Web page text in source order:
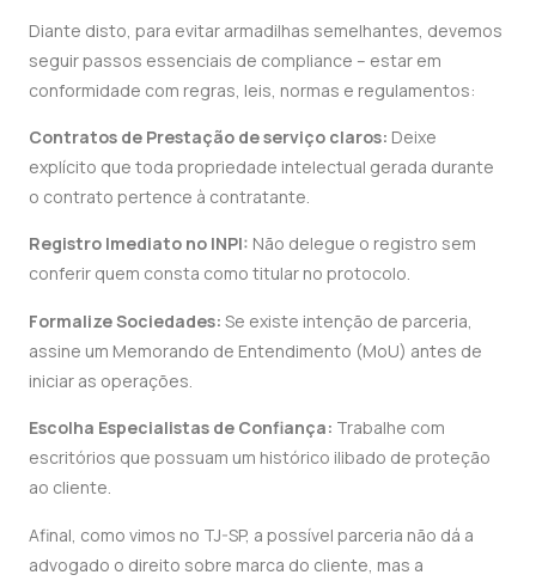
Diante disto, para evitar armadilhas semelhantes, devemos
seguir passos essenciais de compliance – estar em
conformidade com regras, leis, normas e regulamentos:
Contratos de Prestação de serviço claros: Deixe
explícito que toda propriedade intelectual gerada durante
o contrato pertence à contratante.
Registro Imediato no INPI: Não delegue o registro sem
conferir quem consta como titular no protocolo.
Formalize Sociedades: Se existe intenção de parceria,
assine um Memorando de Entendimento (MoU) antes de
iniciar as operações.
Escolha Especialistas de Confiança: Trabalhe com
escritórios que possuam um histórico ilibado de proteção
ao cliente.
Afinal, como vimos no TJ-SP, a possível parceria não dá a
advogado o direito sobre marca do cliente, mas a